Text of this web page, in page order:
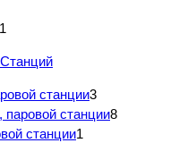
1
станции3
станции8
станции1